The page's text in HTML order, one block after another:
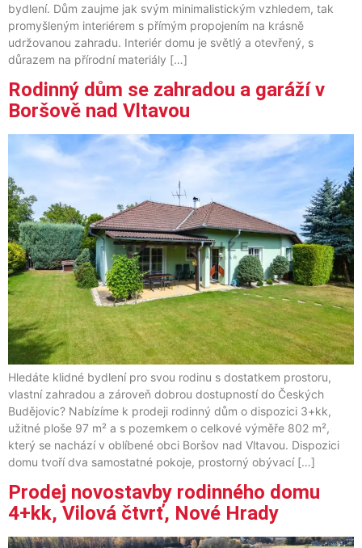
bydlení. Dům zaujme jak svým minimalistickým vzhledem, tak
promyšleným interiérem s přímým propojením na krásně
udržovanou zahradu. Interiér domu je světlý a otevřený, s
důrazem na přírodní materiály […]
Rodinný dům se zahradou a garáží v
Boršově nad Vltavou
Hledáte klidné bydlení pro svou rodinu s dostatkem prostoru,
vlastní zahradou a zároveň dobrou dostupností do Českých
Budějovic? Nabízíme k prodeji rodinný dům o dispozici 3+kk,
užitné ploše 97 m² a s pozemkem o celkové výměře 802 m²,
který se nachází v oblíbené obci Boršov nad Vltavou. Dispozici
domu tvoří dva samostatné pokoje, prostorný obývací […]
Prodej novostavby rodinného domu
4+kk, Vilová čtvrť, Nové Hrady